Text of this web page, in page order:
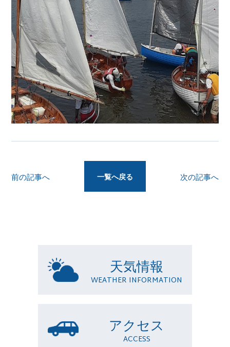
前の記事へ 一覧へ戻る 次の記事へ
天気情報
WEATHER INFORMATION
アクセス
ACCESS